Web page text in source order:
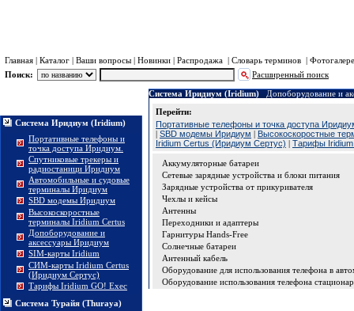
Главная | Каталог | Ваши вопросы | Новинки | Распродажа | Словарь терминов |
Поиск:
Расширенный поиск
Система Иридиум (Iridium)
Портативные телефоны и
точка доступа Иридиум.
Спутниковые трекеры и
радиостаници Иридиум
Автомобильные и судовые
терминалы Иридиум
SBD модемы Иридиум
Высокоскоростные
терминалы Iridium Certus
Допоборудование и
аксессуары Иридиум
SIM-карты Iridium
СИМ-карты Iridium Certus
(Иридиум Сертус)
Тарифы Iridium GO! Exec
Система Турайя (Thuraya)
Система Иридиум (Iridium)
Допоборудование и
Перейти:
Портативные телефоны и точка доступа
| SBD модемы Иридиум | Высокоскоростные
Iridium Certus (Иридиум Сертус) | Тарифы
Аккумуляторные батареи
Сетевые зарядные устройства и блоки питания
Зарядные устройства от прикуривателя
Чехлы и кейсы
Антенны
Переходники и адаптеры
Гарнитуры Hands-Free
Солнечные батареи
Антенный кабель
Оборудование для использования телефона в
Оборудование использования телефона